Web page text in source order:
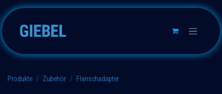
Zum Inhalt springen
Produkte Zubehör Flanschadapter